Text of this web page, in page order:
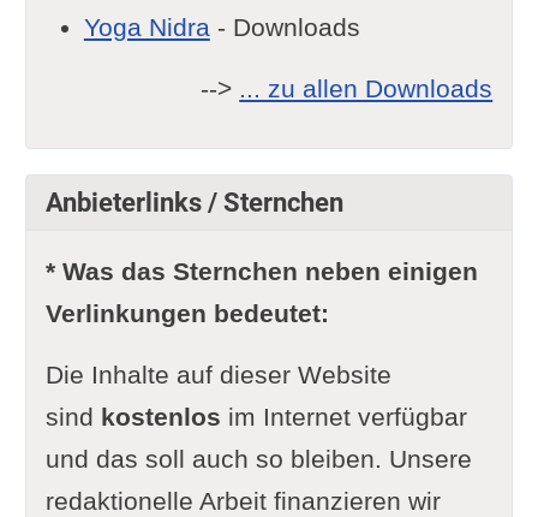
Yoga Nidra- Downloads
--> ... zu allen Downloads
Anbieterlinks / Sternchen
* Was das Sternchen neben einigen
Verlinkungen bedeutet:
Die Inhalte auf dieser Website
sind kostenlos im Internet verfügbar
und das soll auch so bleiben. Unsere
redaktionelle Arbeit finanzieren wir